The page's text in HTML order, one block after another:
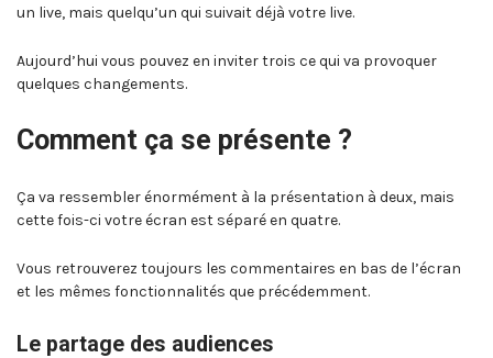
un live, mais quelqu’un qui suivait déjà votre live.
Aujourd’hui vous pouvez en inviter trois ce qui va provoquer
quelques changements.
Comment ça se présente ?
Ça va ressembler énormément à la présentation à deux, mais
cette fois-ci votre écran est séparé en quatre.
Vous retrouverez toujours les commentaires en bas de l’écran
et les mêmes fonctionnalités que précédemment.
Le partage des audiences